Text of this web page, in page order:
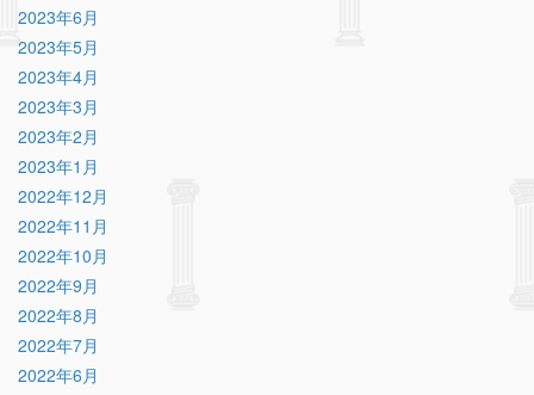
2023年6月
2023年5月
2023年4月
2023年3月
2023年2月
2023年1月
2022年12月
2022年11月
2022年10月
2022年9月
2022年8月
2022年7月
2022年6月